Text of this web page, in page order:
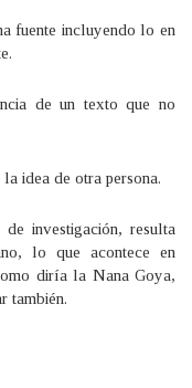
fuente incluyendo lo en
de un texto que no
idea de otra persona.
investigación, resulta
lo que acontece en
diría la Nana Goya,
también.